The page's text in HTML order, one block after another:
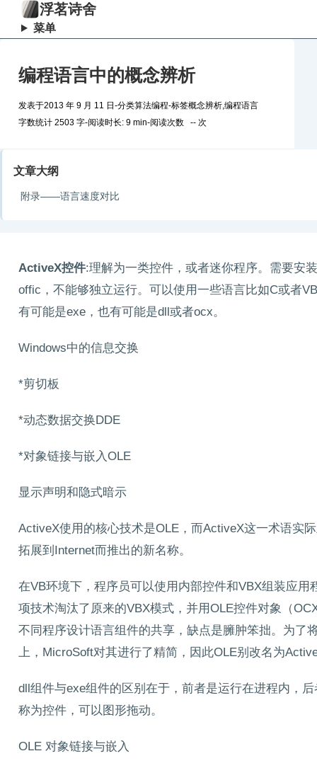
浮茗诗舍
菜单
编程语言中的概念辨析
发表于2013 年 9 月 11 日 -分类算法编程-标签概念辨析,编程语言
字数统计 2503 字-阅读时长: 9 min-阅读次数 -- 次
ActiveX控件:理解为一类控件，或者迷你程序。需要安
offic，不能够独立运行。可以使用一些语言比如C或者
有可能是exe，也有可能是dll或者ocx。
Windows中的信息交换
*剪切板
*动态数据交换DDE
*对象链接与嵌入OLE
显示声明和隐式暗示
ActiveX使用的核心技术是OLE，而ActiveX这一术语实
拓展到Internet而推出的新名称。
在VB环境下，程序员可以使用内部控件和VBX组装应用
项技术淘汰了原来的VBX模式，并用OLE控件对象（
不同程序设计语言组件的共享，缺点是臃肿笨拙。为了
上，MicroSoft对其进行了精简，因此OLE别改名为
dll组件与exe组件的区别在于，前者是运行在进程内，
称为控件，可以图形拖动。
OLE 对象链接与嵌入
文章大纲
附录——语言速度对比